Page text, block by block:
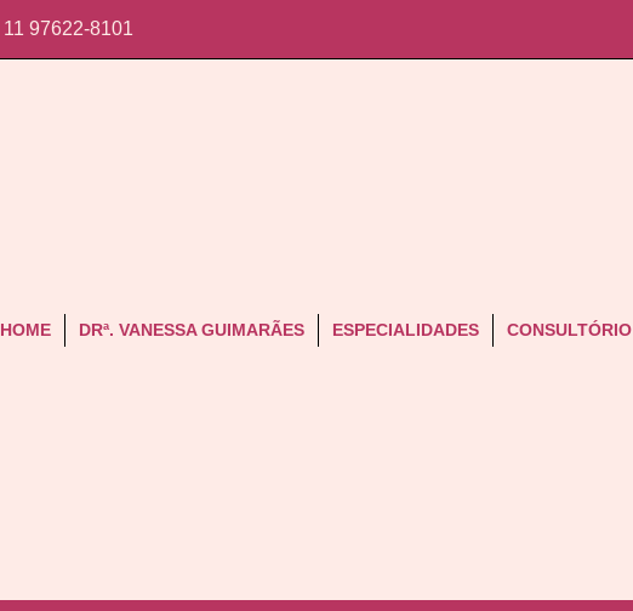
11 97622-8101
HOME DRª. VANESSA GUIMARÃES ESPECIALIDADES CONSULTÓRIO